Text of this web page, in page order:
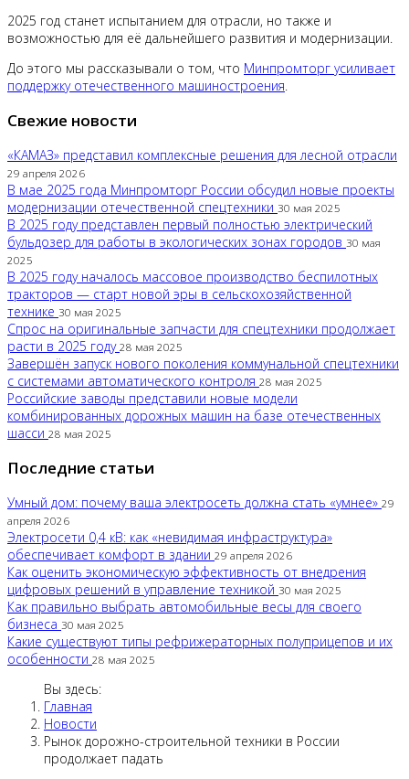
2025 год станет испытанием для отрасли, но также и
возможностью для её дальнейшего развития и модернизации.
До этого мы рассказывали о том, что Минпромторг усиливает
поддержку отечественного машиностроения
Свежие новости
«КАМАЗ» представил комплексные решения для лесной отрасли
29 апреля 2026
В мае 2025 года Минпромторг России обсудил новые проекты
модернизации отечественной спецтехники 30 мая 2025
В 2025 году представлен первый полностью электрический
бульдозер для работы в экологических зонах городов 30 мая
2025
В 2025 году началось массовое производство беспилотных
тракторов — старт новой эры в сельскохозяйственной
технике 30 мая 2025
Спрос на оригинальные запчасти для спецтехники продолжает
расти в 2025 году 28 мая 2025
Завершён запуск нового поколения коммунальной спецтехники
с системами автоматического контроля 28 мая 2025
Российские заводы представили новые модели
комбинированных дорожных машин на базе отечественных
шасси 28 мая 2025
Последние статьи
Умный дом: почему ваша электросеть должна стать «умнее» 29
апреля 2026
Электросети 0,4 кВ: как «невидимая инфраструктура»
обеспечивает комфорт в здании 29 апреля 2026
Как оценить экономическую эффективность от внедрения
цифровых решений в управление техникой 30 мая 2025
Как правильно выбрать автомобильные весы для своего
бизнеса 30 мая 2025
Какие существуют типы рефрижераторных полуприцепов и их
особенности 28 мая 2025
Вы здесь:
Главная
Новости
Рынок дорожно-строительной техники в России
продолжает падать